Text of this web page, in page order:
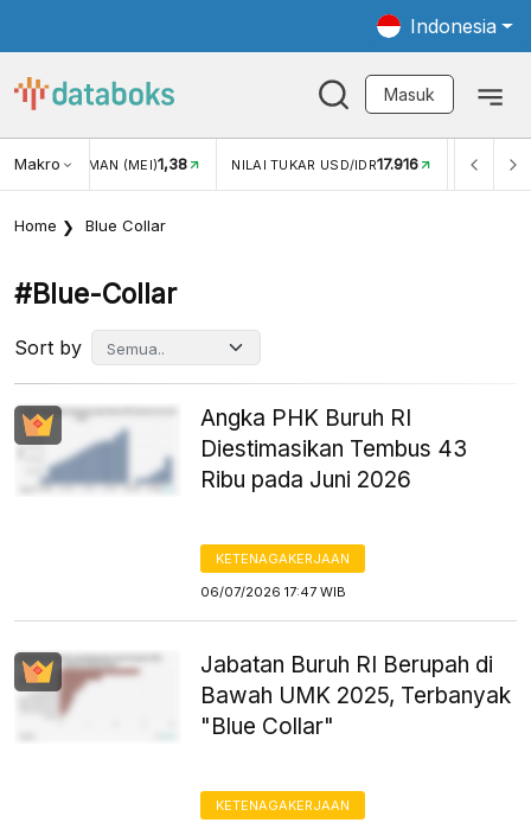
Indonesia
Masuk
MakroWISMAN (MEI)1,38 NILAI TUKAR USD/IDR17.916 INFLASI
Home Blue Collar
#blue-Collar
Sort by
Angka PHK Buruh RI
Diestimasikan Tembus 43
Ribu pada Juni 2026
KETENAGAKERJAAN
06/07/2026 17:47 WIB
Jabatan Buruh RI Berupah di
Bawah UMK 2025, Terbanyak
"Blue Collar"
KETENAGAKERJAAN